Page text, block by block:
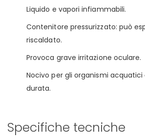
Liquido e vapori infiammabili.
Contenitore pressurizzato: può
riscaldato.
Provoca grave irritazione oculare.
Nocivo per gli organismi
durata.
Specifiche tecniche